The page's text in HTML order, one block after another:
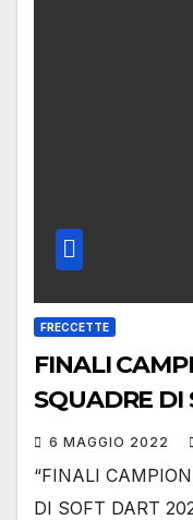
FRECCETTE
FINALI
SQUADRE DI
6 MAGGIO 2022
“FINALI
DI SOFT DART